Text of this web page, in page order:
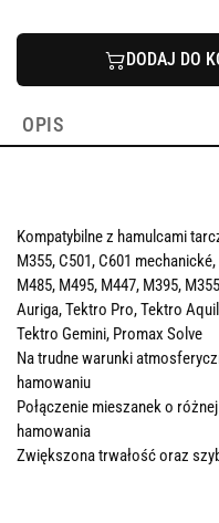
DODAJ DO
OPIS
Kompatybilne z hamulcami
M355, C501, C601
M485, M495, M447, M395,
Auriga, Tektro Pro, Tektro
Tektro Gemini, Promax Solve
Na trudne warunki
hamowaniu
Połączenie mieszanek o
hamowania
Zwiększona trwałość oraz